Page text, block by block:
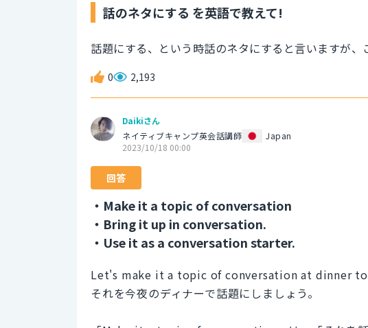
話のネタにする を英語で教えて!
話題にする、という時話のネタにすると言いますが
0 2,193
Daikiさん
ネイティブキャンプ英会話講師
Japan
2023/10/18 00:00
回答
・Make it a topic of conversation
・Bring it up in conversation.
・Use it as a conversation starter.
Let's make it a topic of conversation at dinner
それを今夜のディナーで話題にしましょう。